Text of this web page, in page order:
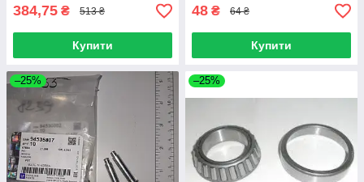
384,75 ₴ 513 ₴
Купити
48 ₴ 64 ₴
Купити
–25% –25%